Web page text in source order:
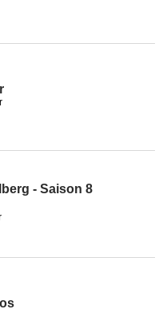
- Saison 8